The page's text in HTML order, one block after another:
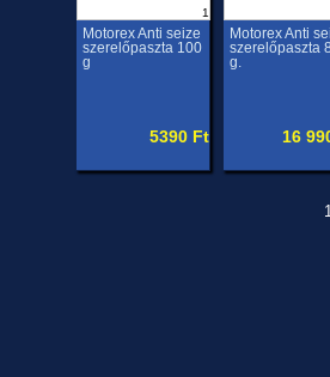
1
Motorex Anti seize
szerelőpaszta 100
g
5390 Ft
Motorex Anti
szerelőpaszta
g.
16